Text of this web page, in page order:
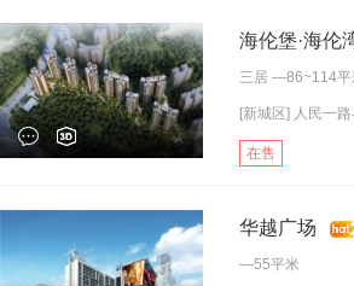
海伦堡·海伦
三居 —86~114平
[新城区] 人民一
在售
华越广场
—55平米